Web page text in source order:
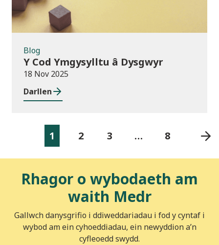
Blog
Y Cod Ymgysylltu â Dysgwyr
18 Nov 2025
Darllen
1 2 3 … 8
Rhagor o wybodaeth am
waith Medr
Gallwch danysgrifio i ddiweddariadau i fod y cyntaf i
wybod am ein cyhoeddiadau, ein newyddion a’n
cyfleoedd swydd.